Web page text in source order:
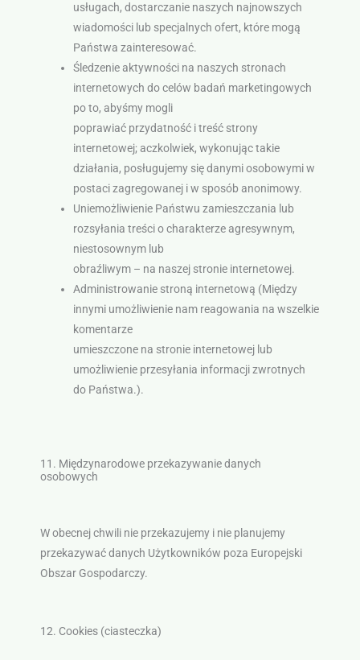
usługach, dostarczanie naszych najnowszych
wiadomości lub specjalnych ofert, które mogą
Państwa zainteresować.
Śledzenie aktywności na naszych stronach
internetowych do celów badań marketingowych
po to, abyśmy mogli
poprawiać przydatność i treść strony
internetowej; aczkolwiek, wykonując takie
działania, posługujemy się danymi osobowymi w
postaci zagregowanej i w sposób anonimowy.
Uniemożliwienie Państwu zamieszczania lub
rozsyłania treści o charakterze agresywnym,
niestosownym lub
obraźliwym – na naszej stronie internetowej.
Administrowanie stroną internetową (Między
innymi umożliwienie nam reagowania na wszelkie
komentarze
umieszczone na stronie internetowej lub
umożliwienie przesyłania informacji zwrotnych
do Państwa.).
11. Międzynarodowe przekazywanie danych
osobowych
W obecnej chwili nie przekazujemy i nie planujemy
przekazywać danych Użytkowników poza Europejski
Obszar Gospodarczy.
12. Cookies (ciasteczka)